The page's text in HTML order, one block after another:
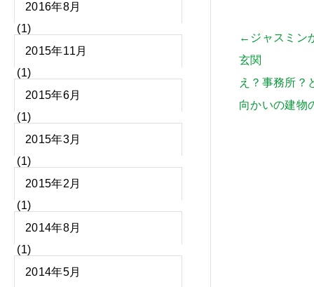
2016年8月
(1)
2015年11月
(1)
2015年6月
(1)
2015年3月
(1)
2015年2月
(1)
2014年8月
(1)
2014年5月
←ジャスミン
玄関
え？事務所？
向かいの建物